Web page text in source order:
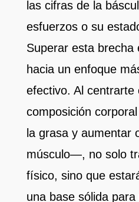
las cifras de la
esfuerzos o su
Superar esta brecha
hacia un enfoque
efectivo. Al centrarte
composición
la grasa y aumentar
músculo—, no solo
físico, sino que
una base sólida para